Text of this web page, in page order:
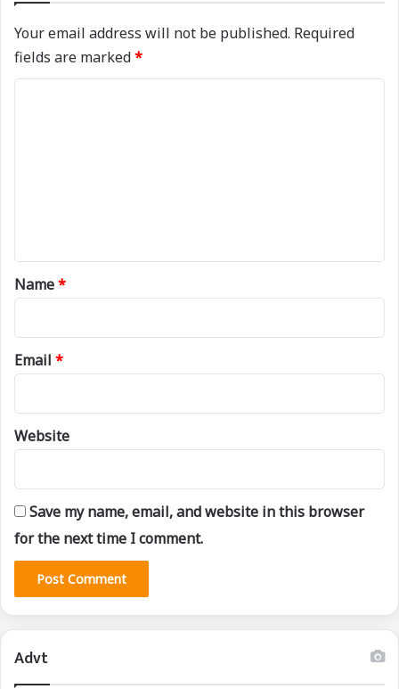
Your email address will not be published. Required
fields are marked*
*
Name*
Email *
Website
Save my name, email, and website in this browser
for the next time I comment.
Advt